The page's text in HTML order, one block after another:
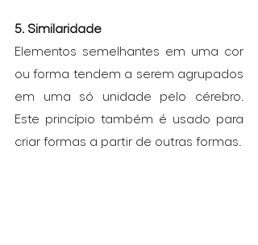
5. Similaridade
Elementos semelhantes em uma cor
ou forma tendem a serem agrupados
em uma só unidade pelo cérebro.
Este princípio também é usado para
criar formas a partir de outras formas.